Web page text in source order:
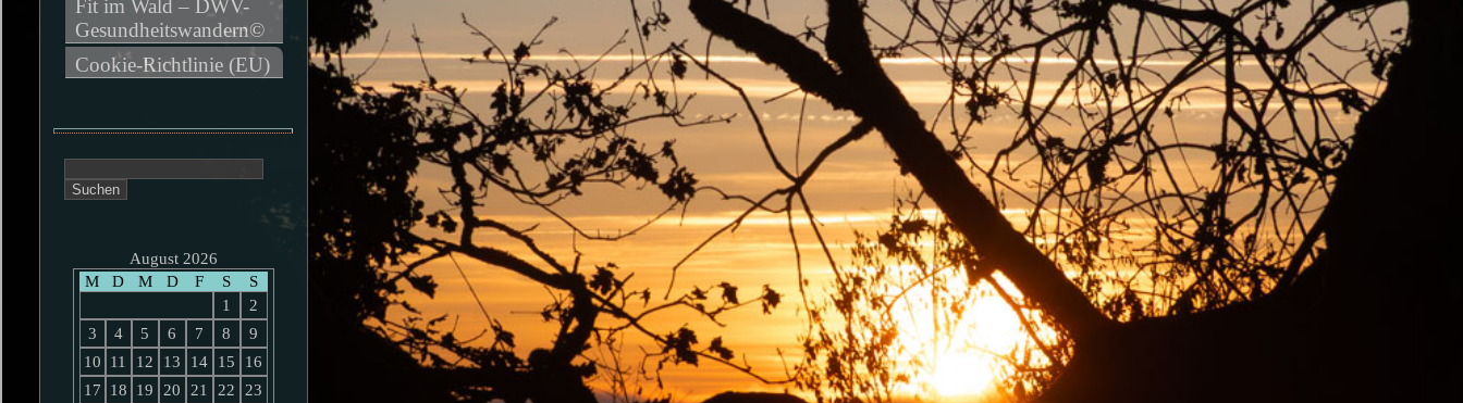
Fit im Wald – DWV-
Gesundheitswandern©
Cookie-Richtlinie (EU)
nach:
August 2026
M
D M D F S
S
1
2
3
4 5 6 7 8
9
10
11 12 13 14 15
16
17
18 19 20 21 22
23